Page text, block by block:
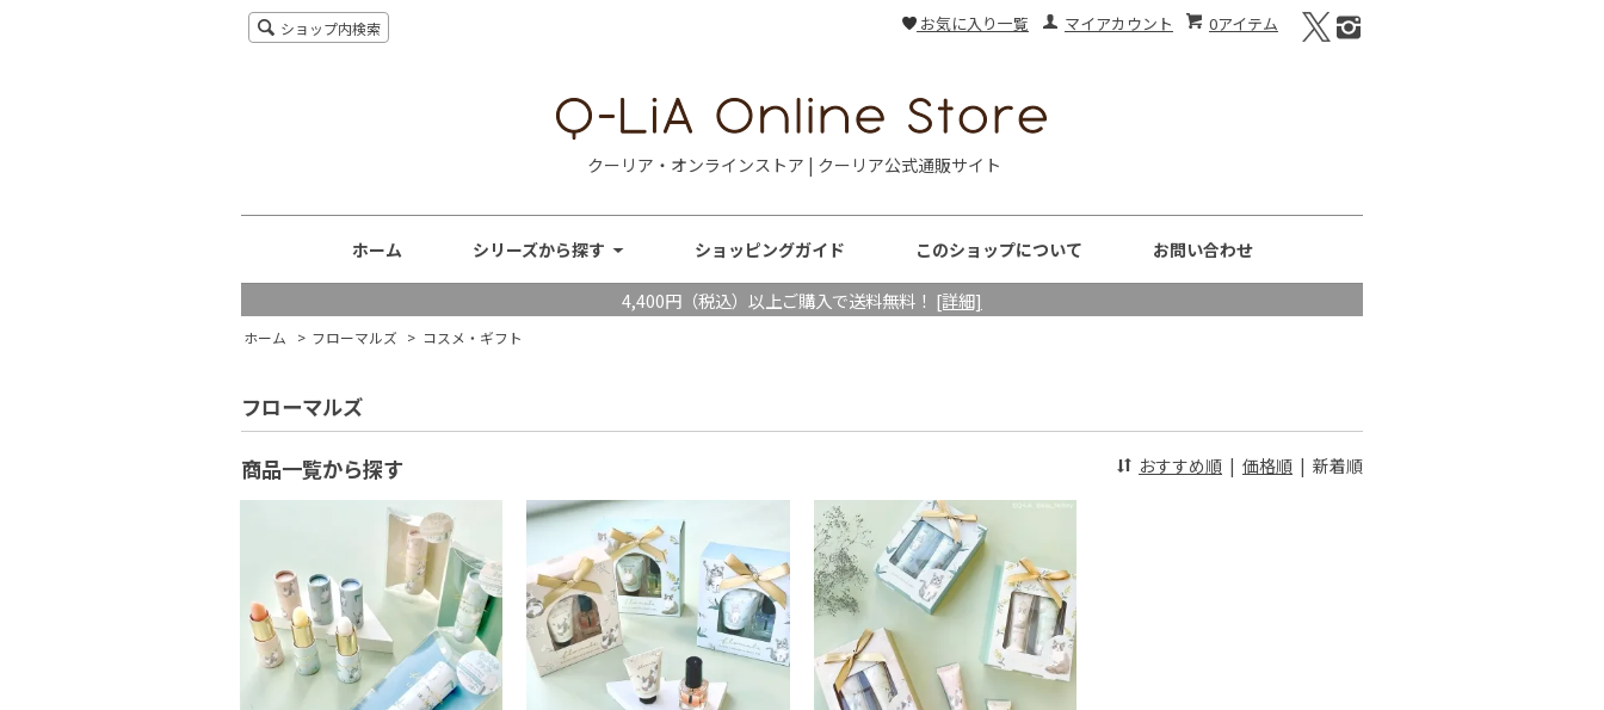
0アイテム
マイアカウント
お気に入り一覧
ショップ内検索
クーリア・オンラインストア | クーリア公式通販サイト
ホーム シリーズから探す ショッピングガイド このショップについて お問い合わせ
4,400円（税込）以上ご購入で送料無料！ [詳細]
ホーム > フローマルズ > コスメ・ギフト
フローマルズ
商品一覧から探す おすすめ順 | 価格順 | 新着順